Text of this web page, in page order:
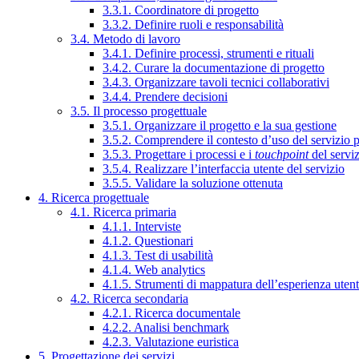
3.3.1. Coordinatore di progetto
3.3.2. Definire ruoli e responsabilità
3.4. Metodo di lavoro
3.4.1. Definire processi, strumenti e rituali
3.4.2. Curare la documentazione di progetto
3.4.3. Organizzare tavoli tecnici collaborativi
3.4.4. Prendere decisioni
3.5. Il processo progettuale
3.5.1. Organizzare il progetto e la sua gestione
3.5.2. Comprendere il contesto d’uso del servizio
3.5.3. Progettare i processi e i touchpointdel
3.5.4. Realizzare l’interfaccia utente del servizio
3.5.5. Validare la soluzione ottenuta
4. Ricerca progettuale
4.1. Ricerca primaria
4.1.1. Interviste
4.1.2. Questionari
4.1.3. Test di usabilità
4.1.4. Web analytics
4.1.5. Strumenti di mappatura dell’esperienza
4.2. Ricerca secondaria
4.2.1. Ricerca documentale
4.2.2. Analisi benchmark
4.2.3. Valutazione euristica
5. Progettazione dei servizi